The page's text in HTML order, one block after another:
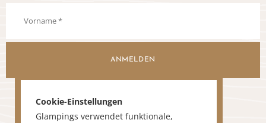
ANMELDEN
Cookie-Einstellungen
Glampings verwendet funktionale,